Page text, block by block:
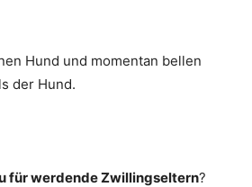
Hund und momentan bellen
der Hund.
für werdende Zwillingseltern?